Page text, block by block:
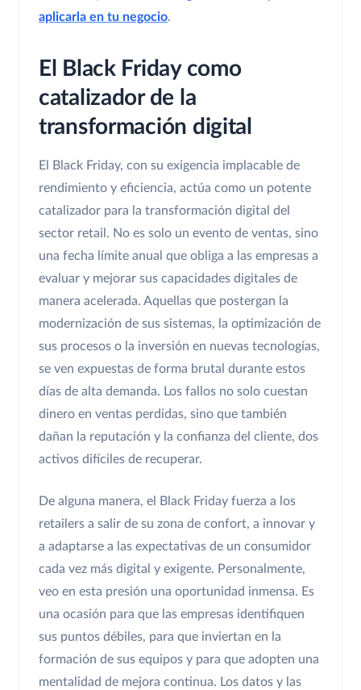
aplicarla en tu negocio.
El Black Friday como
catalizador de la
transformación digital
El Black Friday, con su exigencia implacable de
rendimiento y eficiencia, actúa como un potente
catalizador para la transformación digital del
sector retail. No es solo un evento de ventas, sino
una fecha límite anual que obliga a las empresas a
evaluar y mejorar sus capacidades digitales de
manera acelerada. Aquellas que postergan la
modernización de sus sistemas, la optimización de
sus procesos o la inversión en nuevas tecnologías,
se ven expuestas de forma brutal durante estos
días de alta demanda. Los fallos no solo cuestan
dinero en ventas perdidas, sino que también
dañan la reputación y la confianza del cliente, dos
activos difíciles de recuperar.
De alguna manera, el Black Friday fuerza a los
retailers a salir de su zona de confort, a innovar y
a adaptarse a las expectativas de un consumidor
cada vez más digital y exigente. Personalmente,
veo en esta presión una oportunidad inmensa. Es
una ocasión para que las empresas identifiquen
sus puntos débiles, para que inviertan en la
formación de sus equipos y para que adopten una
mentalidad de mejora continua. Los datos y las